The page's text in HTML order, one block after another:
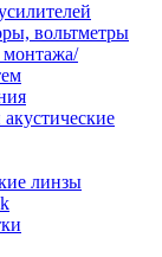
вольтметры
линзы